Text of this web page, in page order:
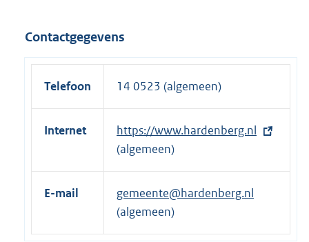
Contactgegevens
Telefoon 14 0523 (algemeen)
Internet
E
x
t
r
https://www.hardenberg.nl
(algemeen)
E-mail
gemeente@hardenberg.nl
(algemeen)